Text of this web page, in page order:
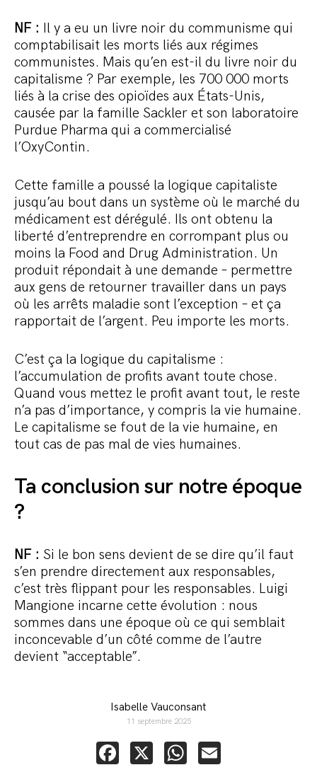
NF : Il y a eu un livre noir du communisme qui
comptabilisait les morts liés aux régimes
communistes. Mais qu’en est-il du livre noir du
capitalisme ? Par exemple, les 700 000 morts
liés à la crise des opioïdes aux États-Unis,
causée par la famille Sackler et son laboratoire
Purdue Pharma qui a commercialisé
l’OxyContin.
Cette famille a poussé la logique capitaliste
jusqu’au bout dans un système où le marché du
médicament est dérégulé. Ils ont obtenu la
liberté d’entreprendre en corrompant plus ou
moins la Food and Drug Administration. Un
produit répondait à une demande – permettre
aux gens de retourner travailler dans un pays
où les arrêts maladie sont l’exception – et ça
rapportait de l’argent. Peu importe les morts.
C’est ça la logique du capitalisme :
l’accumulation de profits avant toute chose.
Quand vous mettez le profit avant tout, le reste
n’a pas d’importance, y compris la vie humaine.
Le capitalisme se fout de la vie humaine, en
tout cas de pas mal de vies humaines.
Ta conclusion sur notre époque
?
NF : Si le bon sens devient de se dire qu’il faut
s’en prendre directement aux responsables,
c’est très flippant pour les responsables. Luigi
Mangione incarne cette évolution : nous
sommes dans une époque où ce qui semblait
inconcevable d’un côté comme de l’autre
devient “acceptable”.
Isabelle Vauconsant
11 septembre 2025
Facebook
X WhatsApp